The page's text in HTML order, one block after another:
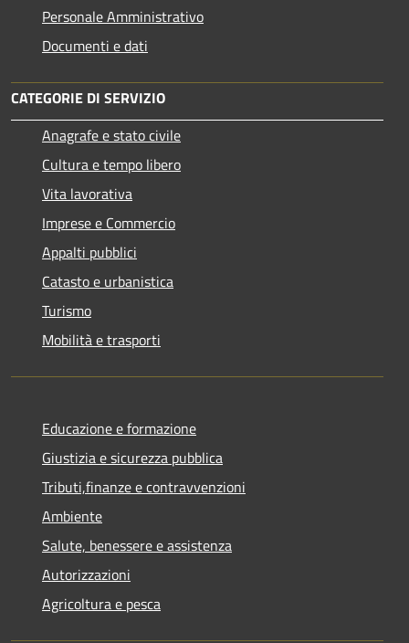
Personale Amministrativo
Documenti e dati
CATEGORIE DI SERVIZIO
Anagrafe e stato civile
Cultura e tempo libero
Vita lavorativa
Imprese e Commercio
Appalti pubblici
Catasto e urbanistica
Turismo
Mobilità e trasporti
Educazione e formazione
Giustizia e sicurezza pubblica
Tributi,finanze e contravvenzioni
Ambiente
Salute, benessere e assistenza
Autorizzazioni
Agricoltura e pesca